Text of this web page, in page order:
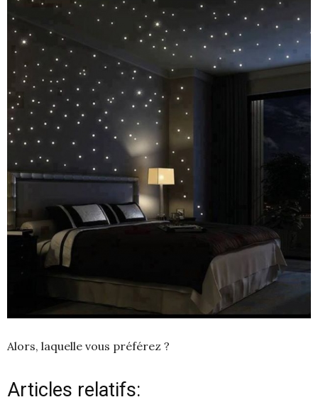
Alors, laquelle vous préférez ?
Articles relatifs: